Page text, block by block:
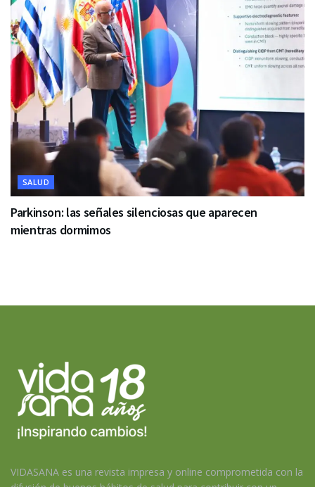
SALUD
Parkinson: las señales silenciosas que aparecen
mientras dormimos
VIDASANA es una revista impresa y online comprometida con la